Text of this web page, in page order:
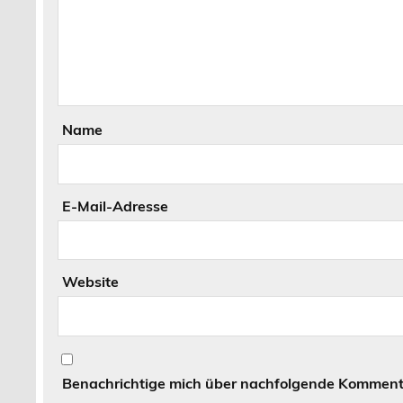
Name
E-Mail-Adresse
Website
Benachrichtige mich über nachfolgende